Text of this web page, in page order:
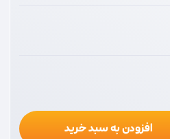
افزودن به سبد خرید